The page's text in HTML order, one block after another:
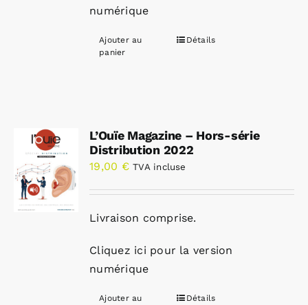
numérique
Ajouter au
panier
Détails
L’Ouïe Magazine – Hors-série
Distribution 2022
19,00 € TVA incluse
Livraison comprise.
Cliquez ici pour la version
numérique
Ajouter au
Détails